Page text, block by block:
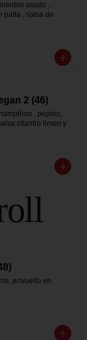
asado ,
palta , salsa de
2 (46)
, pepino,
cilantro limon y
,envuelto en